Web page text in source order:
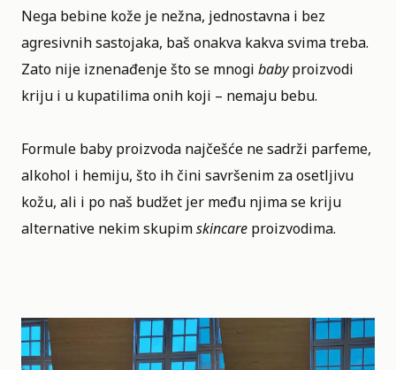
Nega bebine kože je nežna, jednostavna i bez
agresivnih sastojaka, baš onakva kakva svima treba.
Zato nije iznenađenje što se mnogi babyproizvodi
kriju i u kupatilima onih koji – nemaju bebu.
Formule baby proizvoda najčešće ne sadrži parfeme,
alkohol i hemiju, što ih čini savršenim za osetljivu
kožu, ali i po naš budžet jer među njima se kriju
alternative nekim skupimskincare proizvodima.